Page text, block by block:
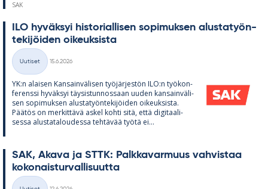
SAK
ILO hy­väk­syi his­to­rial­li­sen so­pi­muk­sen alus­ta­työn­
te­ki­jöi­den oi­keuk­sista
Kategoriat
Uutiset
15.6.2026
YK:n alai­sen Kan­sain­vä­li­sen työ­jär­jes­tön ILO:n työ­kon­
fe­renssi hy­väk­syi täy­sis­tun­nos­saan uu­den kan­sain­vä­li­
sen so­pi­muk­sen alus­ta­työn­te­ki­jöi­den oi­keuk­sista.
Pää­tös on mer­kit­tävä as­kel kohti sitä, että di­gi­taa­li­
sessa alus­ta­ta­lou­dessa teh­tä­vää työtä ei...
SAK, Akava ja STTK: Palk­ka­var­muus vah­vis­taa
ko­ko­nais­tur­val­li­suutta